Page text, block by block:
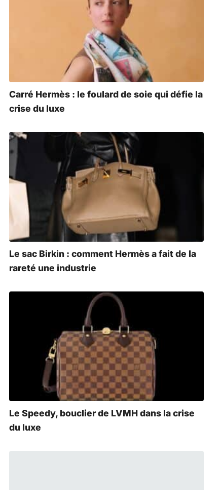
Carré Hermès : le foulard de soie qui défie la
crise du luxe
Le sac Birkin : comment Hermès a fait de la
rareté une industrie
Le Speedy, bouclier de LVMH dans la crise
du luxe